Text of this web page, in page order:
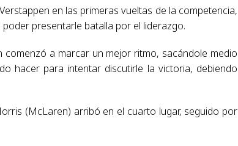
en las primeras vueltas de la competencia,
presentarle batalla por el liderazgo.
a marcar un mejor ritmo, sacándole medio
hacer para intentar discutirle la victoria, debiendo
(McLaren) arribó en el cuarto lugar, seguido por